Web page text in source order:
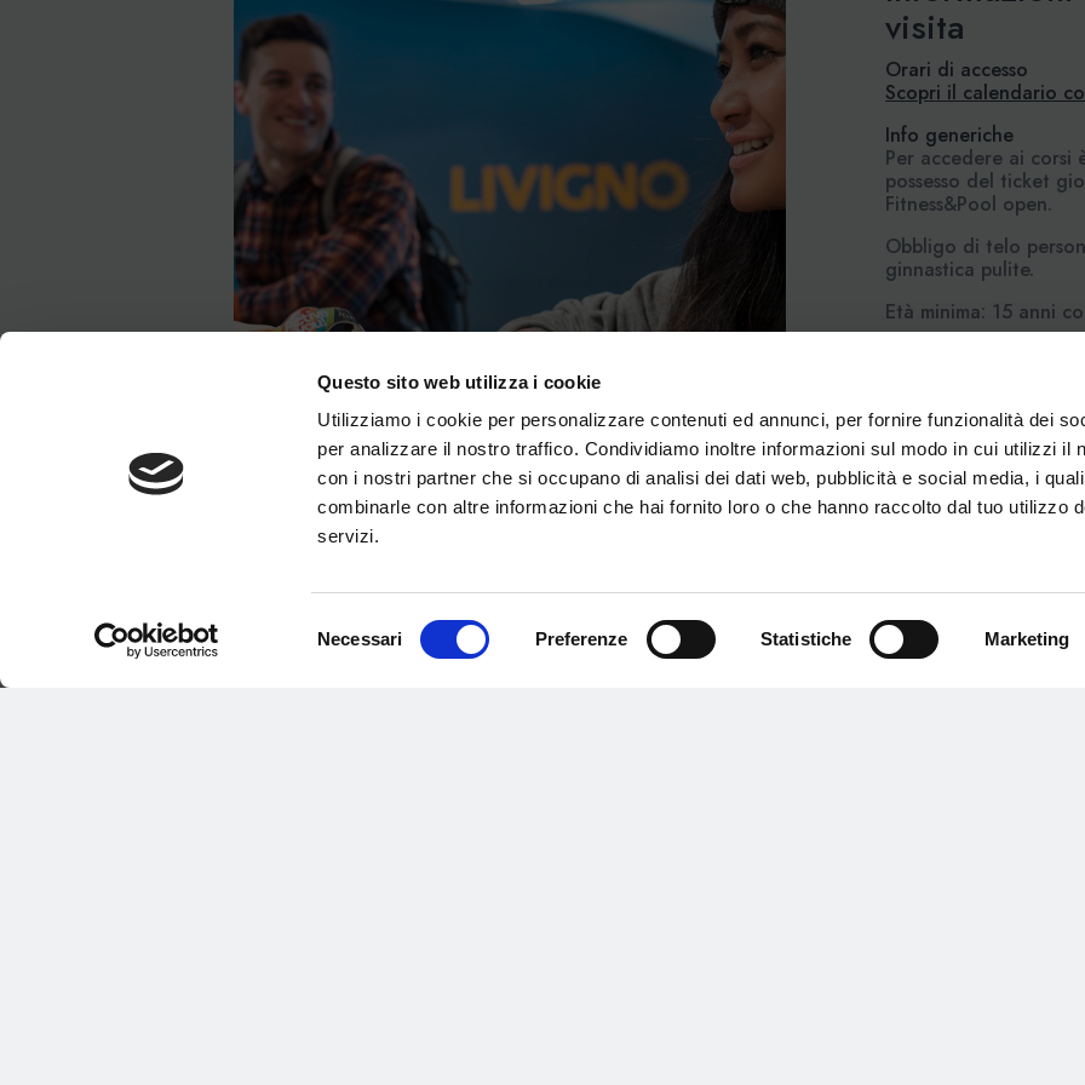
Questo sito web utilizza i cookie
Utilizziamo i cookie per personalizzare contenuti ed annunci, per fornire funzionalità dei
per analizzare il nostro traffico. Condividiamo inoltre informazioni sul modo in cui utilizzi il
con i nostri partner che si occupano di analisi dei dati web, pubblicità e social media, i
combinarle con altre informazioni che hai fornito loro o che hanno raccolto dal tuo utilizzo
servizi.
Necessari Preferenze Statistiche Marketing
visita
Orari di accesso
Scopri il calendario
Info generiche
Per accedere ai corsi
possesso del ticket
Fitness&Pool open.
Obbligo di telo
ginnastica pulite.
Età minima: 15 anni
pagamento. Di
• Prima ora gratuita
• Ogni ora successiva
• Tariffa notturna -
20,00